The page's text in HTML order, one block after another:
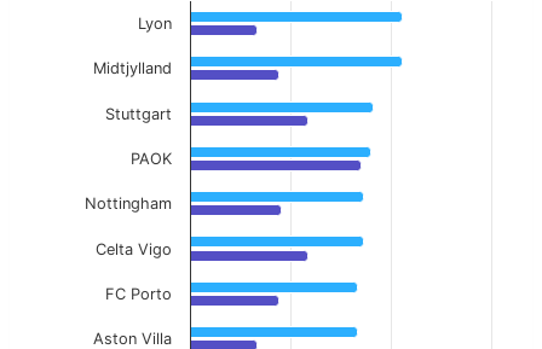
Current Season
View as data table, Overall Full-Time Avg
The chart has 1 X axis displaying categories.
The chart has 1 Y axis displaying values. Data
Lyon
Midtjylland
Stuttgart
PAOK
Nottingham
Celta Vigo
FC Porto
Aston Villa